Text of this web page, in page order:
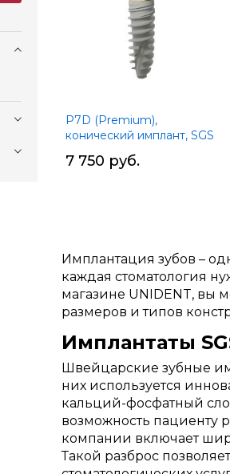
P7D (Premium),
конический имплант, SGS
7 750 руб.
Имплантация зубов –
каждая стоматология
магазине UNIDENT, вы
размеров и типов
Имплантаты
Швейцарские зубные
них используется
кальций-фосфатный
возможность пациенту
компании включает
Такой разброс